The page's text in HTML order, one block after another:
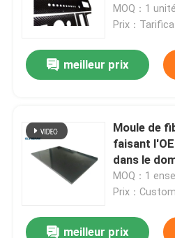
MOQ：1 unité
Prix：
meilleur prix
Moule de
faisant
dans le
MOQ：1
Prix：
meilleur prix